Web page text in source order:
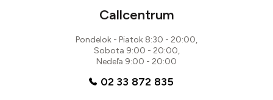
Callcentrum
Pondelok - Piatok 8:30 - 20:00,
Sobota 9:00 - 20:00,
Nedeľa 9:00 - 20:00
02 33 872 835